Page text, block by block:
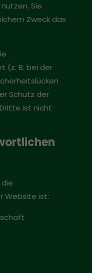
Sie
Zweck das
(z. B. bei der
Schutz der
ist nicht
Website ist: